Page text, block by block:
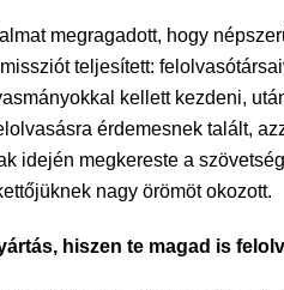
megragadott, hogy
teljesített:
kellett kezdeni,
érdemesnek talált,
idején megkereste a
nagy örömöt okozott.
hiszen te magad is